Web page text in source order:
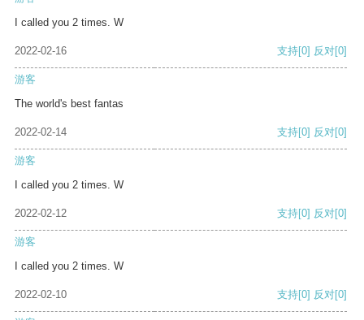
I called you 2 times. W
2022-02-16 支持[0] 反对[0]
游客
The world's best fantas
2022-02-14 支持[0] 反对[0]
游客
I called you 2 times. W
2022-02-12 支持[0] 反对[0]
游客
I called you 2 times. W
2022-02-10 支持[0] 反对[0]